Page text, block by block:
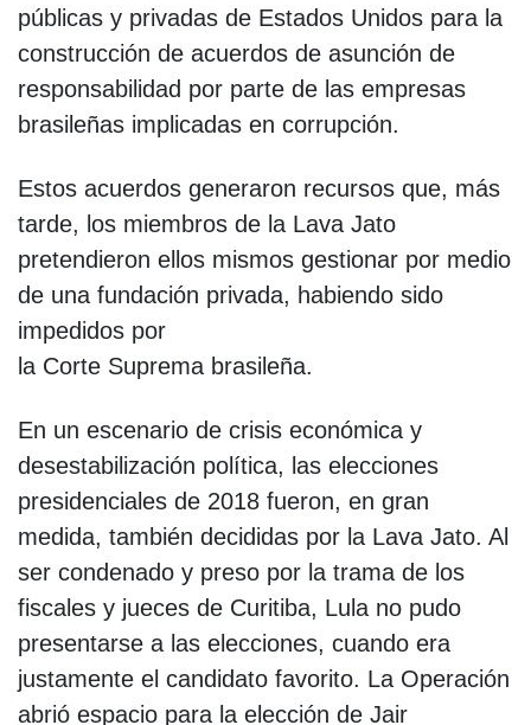
públicas y privadas de Estados Unidos para la
construcción de acuerdos de asunción de
responsabilidad por parte de las empresas
brasileñas implicadas en corrupción.
Estos acuerdos generaron recursos que, más
tarde, los miembros de la Lava Jato
pretendieron ellos mismos gestionar por medio
de una fundación privada, habiendo sido
impedidos por
la Corte Suprema brasileña.
En un escenario de crisis económica y
desestabilización política, las elecciones
presidenciales de 2018 fueron, en gran
medida, también decididas por la Lava Jato. Al
ser condenado y preso por la trama de los
fiscales y jueces de Curitiba, Lula no pudo
presentarse a las elecciones, cuando era
justamente el candidato favorito. La Operación
abrió espacio para la elección de Jair